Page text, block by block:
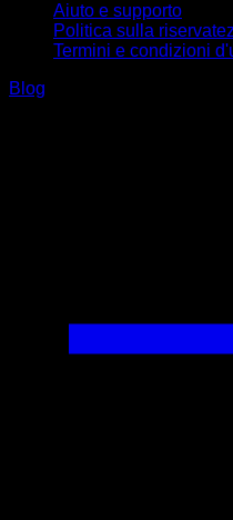
Aiuto e supporto
Politica sulla
Termini e condizioni
Blog